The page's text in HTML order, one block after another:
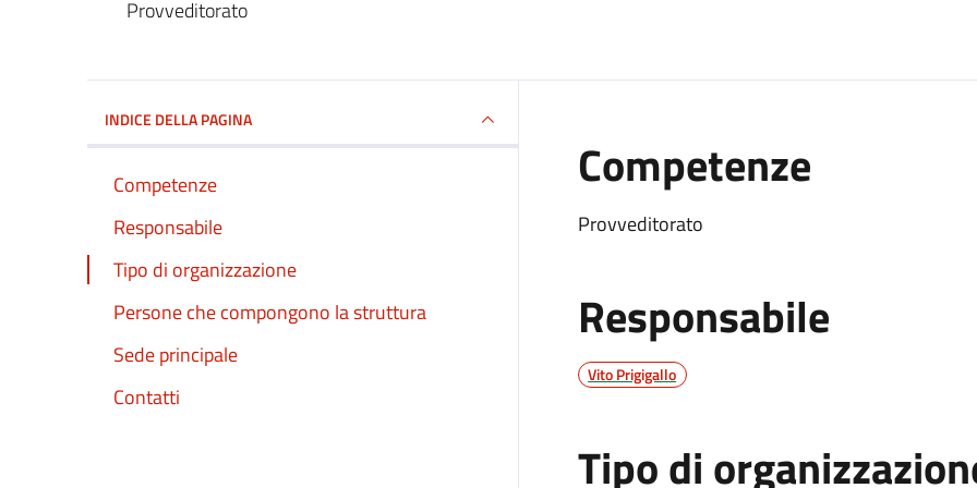
Provveditorato
INDICE DELLA PAGINA
Competenze
Responsabile
Tipo di organizzazione
Persone che compongono la struttura
Sede principale
Contatti
Competenze
Provveditorato
Responsabile
Vito Prigigallo
Tipo di